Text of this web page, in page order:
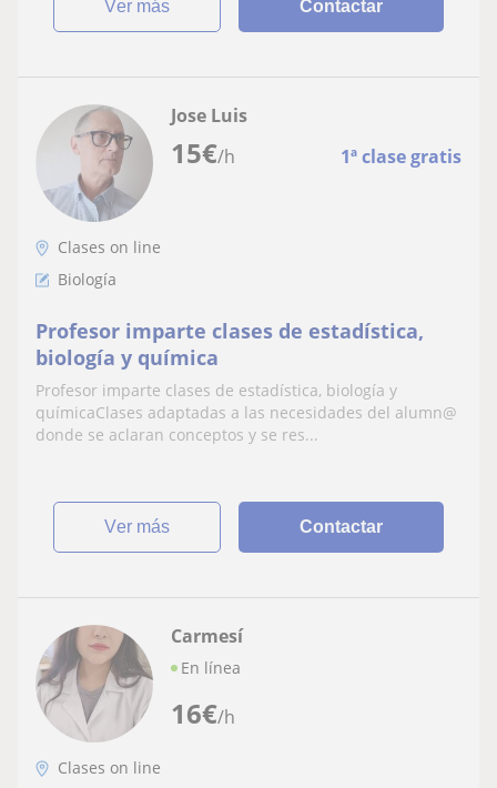
ver más Contactar
15€/h 1ª clase gratis
Jose Luis
Clases on line
Biología
Profesor imparte clases de estadística,
biología y química
Profesor imparte clases de estadística, biología y
químicaClases adaptadas a las necesidades del alumn@
donde se aclaran conceptos y se res...
ver más Contactar
16€/h
Carmesí
En línea
Clases on line